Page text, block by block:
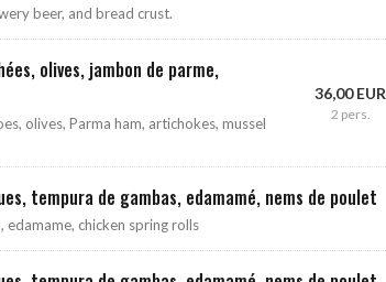
beer, and bread crust.
olives, jambon de parme,
olives, Parma ham, artichokes, mussel
36,00 EUR
2 pers.
tempura de gambas, edamamé, nems de poulet
chicken spring rolls